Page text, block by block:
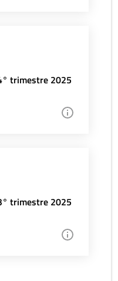
trimestre 2025
trimestre 2025